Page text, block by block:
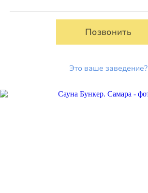
Позвонить
Это ваше заведение?